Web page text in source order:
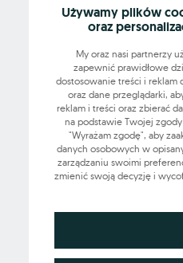
OGŁOSZENIE
Praca dla
BOLT (BONUS
Samochód
Hybryda+LPG
41 - 65 PLN
Oświęcim
61-872 Poznań
Używamy plików
oraz
My oraz nasi partnerzy
zapewnić prawidłowe
dostosowanie treści i reklam
oraz dane przeglądarki,
reklam i treści oraz zbierać
na podstawie Twojej
"Wyrażam zgodę", aby
danych osobowych w
zarządzaniu swoimi
zmienić swoją decyzję i
Niezbędne do
Technicznie niezbędne